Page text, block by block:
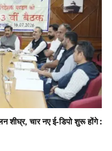
शीघ्र, चार नए ई-डिपो शुरू होंगे :